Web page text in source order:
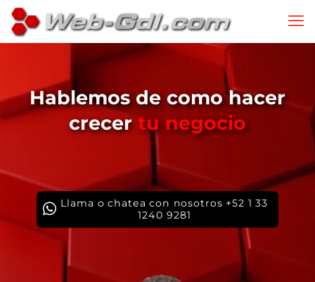
Hablemos de como hacer
crecertu negocio
Llama o chatea con nosotros +52 1 33
1240 9281